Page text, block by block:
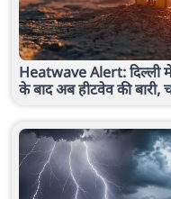
Heatwave Alert: दिल्ली में
के बाद अब हीटवेव की बारी,